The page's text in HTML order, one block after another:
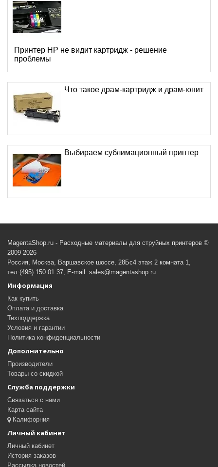
Принтер HP не видит картридж - решение
проблемы
Что такое драм-картридж и драм-юнит
Выбираем сублимационный принтер
MagentaShop.ru - Расходные материалы для струйных принтеров ©
2009-2026
Россия, Москва, Варшавское шоссе, 28Бс4 этаж 2 комната 1,
тел:(495) 150 01 37, E-mail: sales@magentashop.ru
Информация
Как купить
Оплата и доставка
Техподдержка
Условия и гарантии
Политика конфиденциальности
Дополнительно
Производители
Товары со скидкой
Служба поддержки
Связаться с нами
Карта сайта
Калифорния
Личный кабинет
Личный кабинет
История заказов
Рассылка новостей